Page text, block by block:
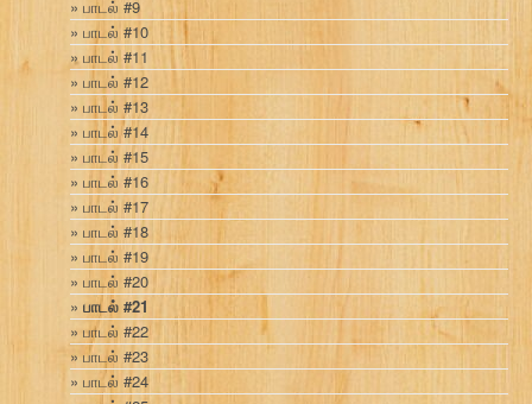
பாடல் #9
பாடல் #10
பாடல் #11
பாடல் #12
பாடல் #13
பாடல் #14
பாடல் #15
பாடல் #16
பாடல் #17
பாடல் #18
பாடல் #19
பாடல் #20
பாடல் #21
பாடல் #22
பாடல் #23
பாடல் #24